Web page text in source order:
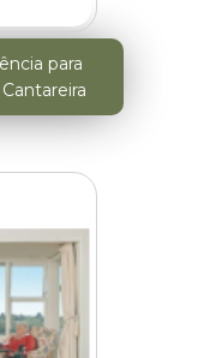
para